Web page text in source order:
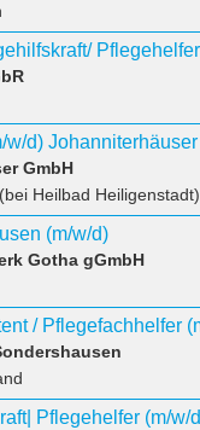
GmbH
Heilbad Heiligenstadt)
(m/w/d)
Gotha gGmbH